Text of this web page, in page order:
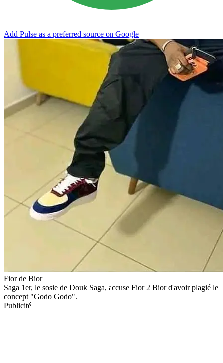
Add Pulse as a preferred source on Google
Fior de Bior
Saga 1er, le sosie de Douk Saga, accuse Fior 2 Bior d'avoir plagié le
concept "Godo Godo".
Publicité